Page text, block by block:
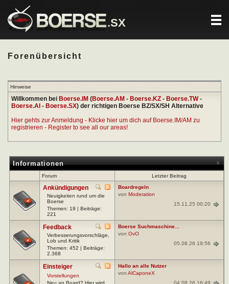
.SX
Forenübersicht
Hinweise
Willkommen bei Boerse.IM (Boerse.AM - Boerse.KZ - Boerse.TW-
Boerse.AI - Boerse.SX) der richtigen Boerse BZ/SX/SH Alternative
Hier gehts zur Anmeldung - Klicke hier um dich auf Boerse.IM/AM zu
registrieren - Register to see all our areas!
Informationen
Forum Letzter Beitrag
Ankündigungen
Neuigkeiten rund um die
Boerse
Themen: 19 | Beiträge:
221
Boardregeln
von Moderation
15.11.25 00:20
Feedback
Verbesserungsvorschläge,
Lob und Kritik
Themen: 452 | Beiträge:
2.368
Boerse Suchmaschine...
von OvO
05.08.26 19:56
Einsteiger
Vorstellungen
Neu an Board? Hier wird
Hallo an alle Nutzer
von AlCaponeX
04.08.26 16:49